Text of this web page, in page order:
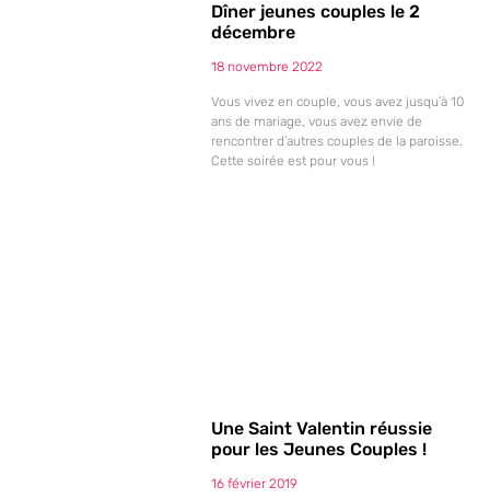
Dîner jeunes couples le 2
décembre
18 novembre 2022
Vous vivez en couple, vous avez jusqu’à 10
ans de mariage, vous avez envie de
rencontrer d’autres couples de la paroisse.
Cette soirée est pour vous !
Une Saint Valentin réussie
pour les Jeunes Couples !
16 février 2019